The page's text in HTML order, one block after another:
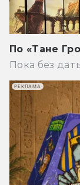
По «Тане
Пока без
РЕКЛАМА